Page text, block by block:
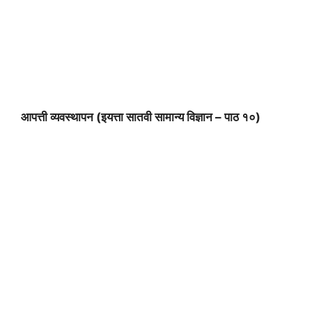
आपत्ती व्यवस्थापन (इयत्ता सातवी सामान्य विज्ञान – पाठ १०)